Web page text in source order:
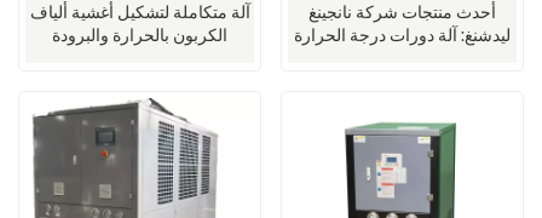
آلة متكاملة لتشكيل أغشية ألياف
الكربون بالحرارة والبرودة
أحدث منتجات شركة نانجينغ
ليدشنغ: آلة دورات درجة الحرارة